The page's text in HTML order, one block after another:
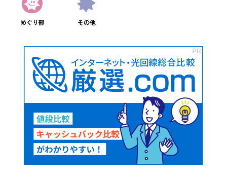
めぐり部 その他